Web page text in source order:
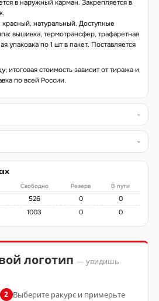
в наружный карман. Закрепляется в
натуральный. Доступные
вышивка, термотрансфер, трафаретная
упаковка по 1 шт в пакет. Поставляется
итоговая стоимость зависит от тиража и
по всей России.
Свободно Резерв В пути
526 0
0
1003 0 0
логотип — увидишь
2 Выберите ракурс и примерьте